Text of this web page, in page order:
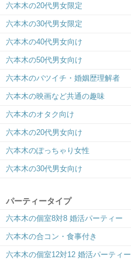
六本木の20代男女限定
六本木の30代男女限定
六本木の40代男女向け
六本木の50代男女向け
六本木のバツイチ・婚姻歴理解者
六本木の映画など共通の趣味
六本木のオタク向け
六本木の20代男女向け
六本木のぽっちゃり女性
六本木の30代男女向け
パーティータイプ
六本木の個室8対8 婚活パーティー
六本木の合コン・食事付き
六本木の個室12対12 婚活パーティー